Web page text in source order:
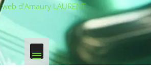
web d'Amaury LAURENT